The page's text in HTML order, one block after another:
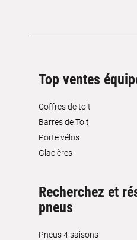
Top ventes
Coffres de toit
Barres de Toit
Porte vélos
Glacières
Recherchez et
pneus
Pneus 4 saisons